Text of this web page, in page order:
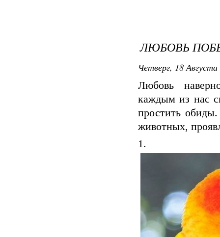
ЛЮБОВЬ
Четверг, 18
Любовь
каждым из нас
простить
животных,
1.